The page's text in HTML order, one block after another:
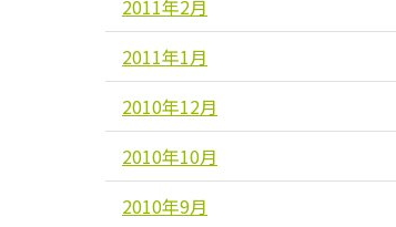
2011年2月
2011年1月
2010年12月
2010年10月
2010年9月